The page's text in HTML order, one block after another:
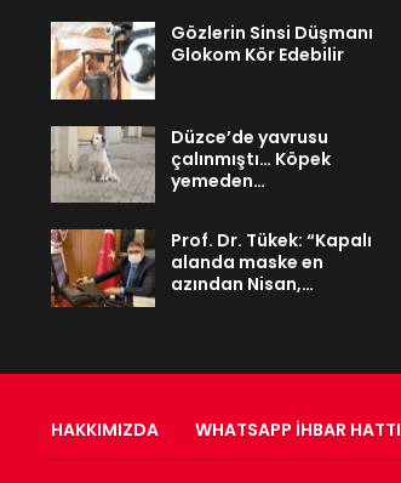
Gözlerin Sinsi Düşmanı
Glokom Kör Edebilir
Düzce’de yavrusu
çalınmıştı… Köpek
yemeden…
Prof. Dr. Tükek: “Kapalı
alanda maske en
azından Nisan,…
HAKKIMIZDA WHATSAPP İHBAR HATTI